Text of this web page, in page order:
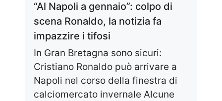
“Al Napoli a gennaio”: colpo di
scena Ronaldo, la notizia fa
impazzire i tifosi
In Gran Bretagna sono sicuri:
Cristiano Ronaldo può arrivare a
Napoli nel corso della finestra di
calciomercato invernale Alcune